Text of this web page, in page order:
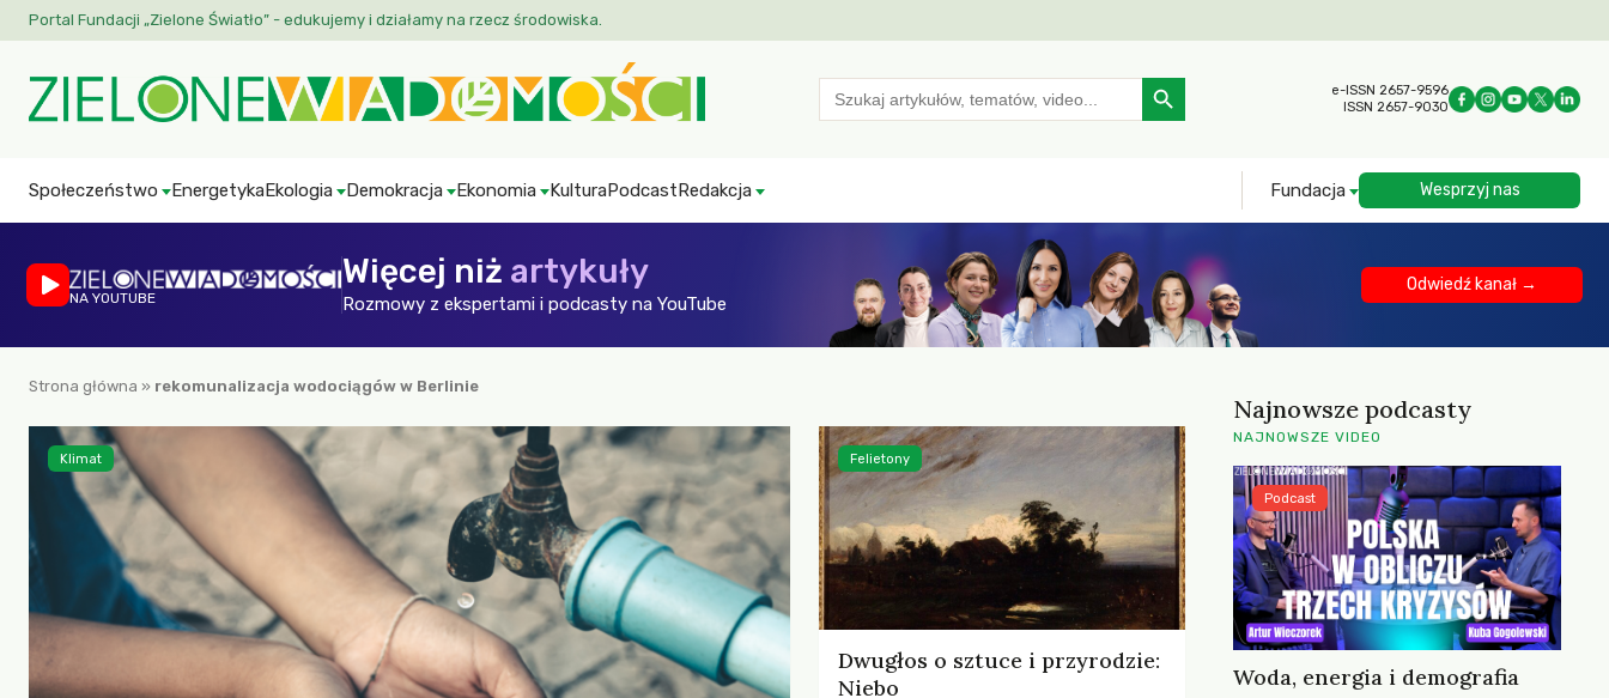
Portal Fundacji „Zielone Światło” - edukujemy i działamy na rzecz środowiska.
Search
for:
Search Button
e-ISSN 2657-9596
ISSN 2657-9030
Społeczeństwo EnergetykaEkologia Demokracja Ekonomia KulturaPodcastRedakcja Fundacja Wesprzyj nas
NA YOUTUBE
Więcej niż artykuły
Rozmowy z ekspertami i podcasty na YouTube
Odwiedź kanał →
Strona główna » rekomunalizacja wodociągów w Berlinie
Klimat
Dwugłos o sztuce i przyrodzie:
Niebo
Felietony
Najnowsze podcasty
NAJNOWSZE VIDEO
Woda, energia i demografia
Podcast